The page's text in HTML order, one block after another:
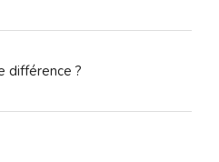
différence ?